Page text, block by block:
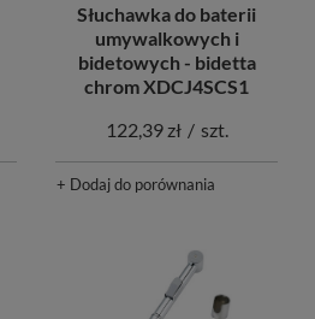
Słuchawka do baterii
umywalkowych i
bidetowych - bidetta
chrom XDCJ4SCS1
122,39 zł / szt.
+ Dodaj do porównania